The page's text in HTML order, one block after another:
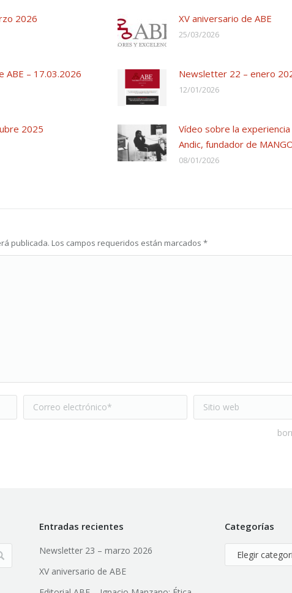
2026 XV aniversario de ABE
25/03/2026
ABE – 17.03.2026 Newsletter 22 – enero
12/01/2026
2025
Vídeo sobre la
Andic, fundador de
08/01/2026
publicada. Los campos requeridos están marcados *
Correo electrónico * Sitio web
Entradas recientes
Newsletter 23 – marzo 2026
XV aniversario de ABE
Categorías
Categorías